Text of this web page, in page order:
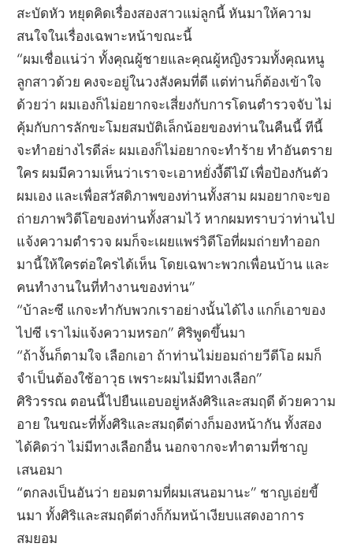
สะบัดหัว หยุดคิดเรื่องสองสาวแม่ลูกนี้ หันมาให้ความ
สนใจในเรื่องเฉพาะหน้าขณะนี้
“ผมเชื่อแน่ว่า ทั้งคุณผู้ชายและคุณผู้หญิงรวมทั้งคุณหนู
ลูกสาวด้วย คงจะอยู่ในวงสังคมที่ดี แต่ท่านก็ต้องเข้าใจ
ด้วยว่า ผมเองก็ไม่อยากจะเสี่ยงกับการโดนตำรวจจับ ไม่
คุ้มกับการลักขะโมยสมบัติเล็กน้อยของท่านในคืนนี้ ทีนี้
จะทำอย่างไรดีล่ะ ผมเองก็ไม่อยากจะทำร้าย ทำอันตราย
ใคร ผมมีความเห็นว่าเราจะเอาหยั่งงี้ดีไม๊ เพื่อป้องกันตัว
ผมเอง และเพื่อสวัสดิภาพของท่านทั้งสาม ผมอยากจะขอ
ถ่ายภาพวิดีโอของท่านทั้งสามไว้ หากผมทราบว่าท่านไป
แจ้งความตำรวจ ผมก็จะเผยแพร่วิดีโอที่ผมถ่ายทำออก
มานี้ให้ใครต่อใครได้เห็น โดยเฉพาะพวกเพื่อนบ้าน และ
คนทำงานในที่ทำงานของท่าน”
“บ้าละซี แกจะทำกับพวกเราอย่างนั้นได้ไง แกก็เอาของ
ไปซี เราไม่แจ้งความหรอก” ศิริพูดขึ้นมา
“ถ้างั้นก็ตามใจ เลือกเอา ถ้าท่านไม่ยอมถ่ายวีดีโอ ผมก็
จำเป็นต้องใช้อาวุธ เพราะผมไม่มีทางเลือก”
ศิริวรรณ ตอนนี้ไปยืนแอบอยู่หลังศิริและสมฤดี ด้วยความ
อาย ในขณะที่ทั้งศิริและสมฤดีต่างก็มองหน้ากัน ทั้งสอง
ได้คิดว่า ไม่มีทางเลือกอื่น นอกจากจะทำตามที่ชาญ
เสนอมา
“ตกลงเป็นอันว่า ยอมตามที่ผมเสนอมานะ” ชาญเอ่ยขี้
นมา ทั้งศิริและสมฤดีต่างก็ก้มหน้าเงียบแสดงอาการ
สมยอม